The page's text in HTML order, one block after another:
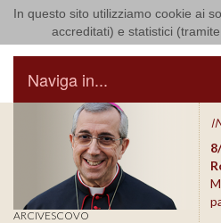
In questo sito utilizziamo cookie ai
accreditati) e statistici (tramite
Arcidiocesi di
Naviga in...
ARCIVESCOVO
8/17/2026
Conversano
Conferenza Episcopale
Pugliese